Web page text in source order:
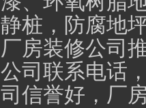
静桩，防腐地
厂房装修公司
公司联系电话
司信誉好，厂